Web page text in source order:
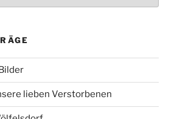
lieben Verstorbenen